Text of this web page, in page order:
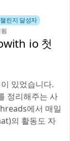
챌린지 달성자
io 첫
있었습니다.
정리해주는 사
에서 매일
의 활동도 자